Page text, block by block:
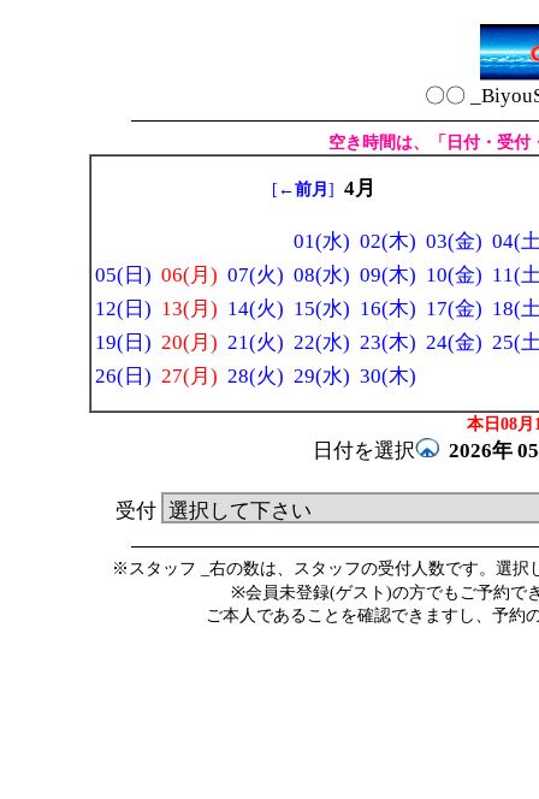
〇〇
空き時間は、「日付・受
[ ←前月 ] 4月
01(水) 02(木) 03(金) 04(
05(日) 06(月) 07(火) 08(水) 09(木) 10(金) 11(
12(日) 13(月) 14(火) 15(水) 16(木) 17(金) 18(
19(日) 20(月) 21(火) 22(水) 23(木) 24(金) 25(
26(日) 27(月) 28(火) 29(水) 30(木)
本日08月
日付を選択 2026年
受付
※スタッフ _右の数は、スタッフの受付人数です。選
※会員未登録(ゲスト)の方でもご予約で
ご本人であることを確認できますし、予約